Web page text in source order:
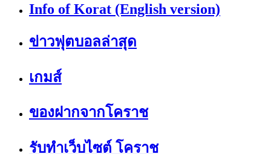
Info of Korat (English version)
ข่าวฟุตบอลล่าสุด
เกมส์
ของฝากจากโคราช
รับทำเว็บไซต์ โคราช